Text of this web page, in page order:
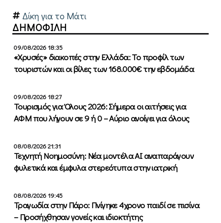
Δίκη για το Μάτι
ΔΗΜΟΦΙΛΗ
09/08/2026 18:35
«Χρυσές» διακοπές στην Ελλάδα: Το προφίλ των
τουριστών και οι βίλες των 168.000€ την εβδομάδα
09/08/2026 18:27
Τουρισμός για Όλους 2026: Σήμερα οι αιτήσεις για
ΑΦΜ που λήγουν σε 9 ή 0 – Αύριο ανοίγει για όλους
08/08/2026 21:31
Τεχνητή Νοημοσύνη: Νέα μοντέλα ΑΙ αναπαράγουν
φυλετικά και έμφυλα στερεότυπα στην ιατρική
08/08/2026 19:45
Τραγωδία στην Πάρο: Πνίγηκε 4χρονο παιδί σε πισίνα
– Προσήχθησαν γονείς και ιδιοκτήτης